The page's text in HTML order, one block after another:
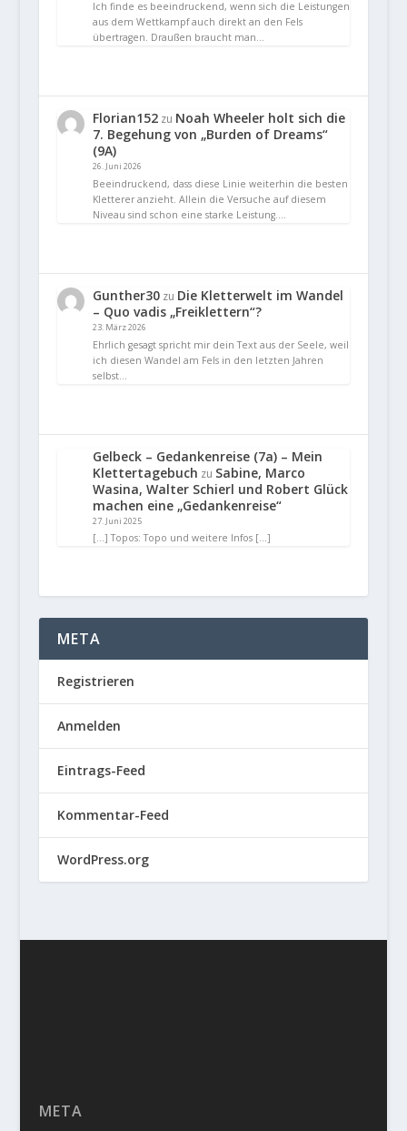
Ich finde es beeindruckend, wenn sich die Leistungen
aus dem Wettkampf auch direkt an den Fels
übertragen. Draußen braucht man…
Florian152zu Noah Wheeler holt sich die
7. Begehung von „Burden of Dreams“
(9A)
26. Juni 2026
Beeindruckend, dass diese Linie weiterhin die besten
Kletterer anzieht. Allein die Versuche auf diesem
Niveau sind schon eine starke Leistung.…
Gunther30zu Die Kletterwelt im Wandel
– Quo vadis „Freiklettern“?
23. März 2026
Ehrlich gesagt spricht mir dein Text aus der Seele, weil
ich diesen Wandel am Fels in den letzten Jahren
selbst…
Gelbeck – Gedankenreise (7a) – Mein
Klettertagebuch zu Sabine, Marco
Wasina, Walter Schierl und Robert Glück
machen eine „Gedankenreise“
27. Juni 2025
[…] Topos: Topo und weitere Infos […]
META
Registrieren
Anmelden
Eintrags-Feed
Kommentar-Feed
WordPress.org
META